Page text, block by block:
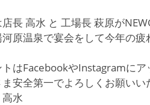
長 高水 と 工場長 萩原が
原温泉で宴会をして今年の疲
はFacebookやInstagramにア
安全第一でよろしくお願いい
水